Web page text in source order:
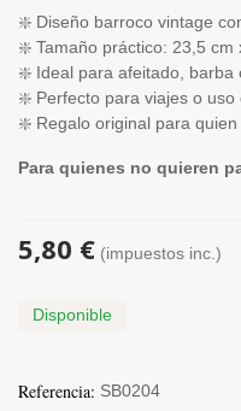
❇️ Diseño barroco vintage
❇️ Tamaño práctico: 23,5 cm
❇️ Ideal para afeitado, barba
❇️ Perfecto para viajes o uso
❇️ Regalo original para
Para quienes no quieren
5,80 € (impuestos inc.)
Disponible
Referencia: SB0204